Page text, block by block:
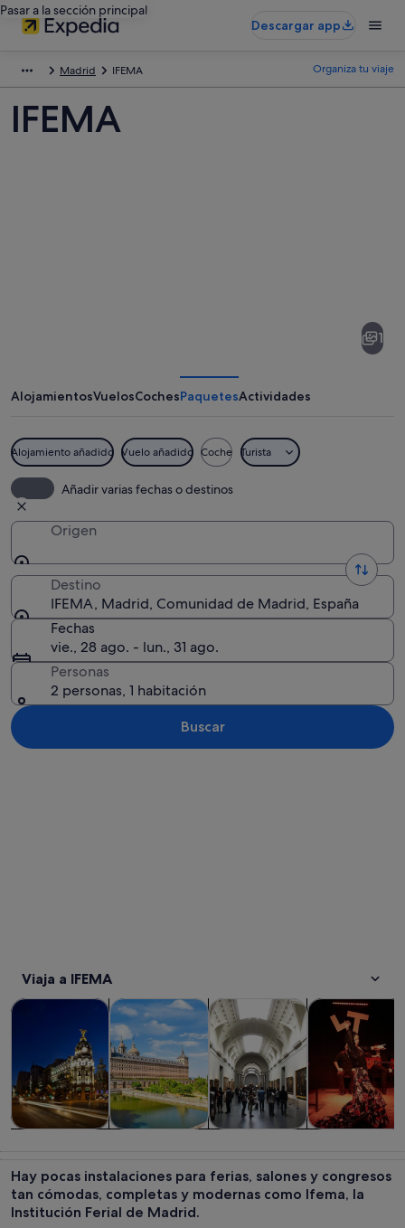
Pasar a la sección principal
Descargar app
Madrid IFEMA Organiza tu viaje
IFEMA
1
AlojamientosVuelosCochesPaquetesActividades
Alojamiento añadido Vuelo añadido Coche Turista
Añadir varias fechas o destinos
Origen
Destino
IFEMA, Madrid, Comunidad de Madrid, España
Fechas
vie., 28 ago. - lun., 31 ago.
Personas
2 personas, 1 habitación
Buscar
Viaja a IFEMA
de un día
Visitas guiadas y excursiones de un día Se abre en una
Historia y culturaSe abre en una pestaña
personalizadas
Visitas privadas y
nocturna
Comidas,
Hay pocas instalaciones para ferias, salones y congresos
tan cómodas, completas y modernas como Ifema, la
Institución Ferial de Madrid.